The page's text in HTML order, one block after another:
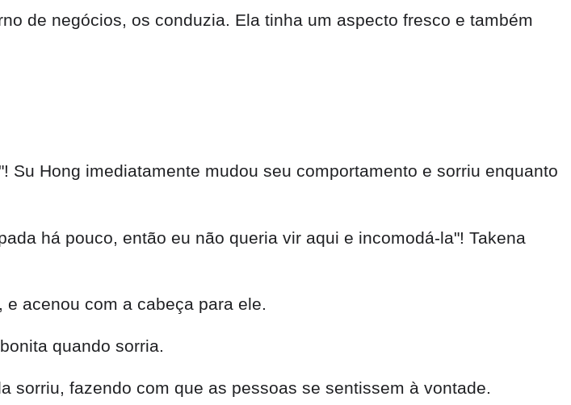
de negócios, os conduzia. Ela tinha um aspecto fresco e também
Hong imediatamente mudou seu comportamento e sorriu enquanto
há pouco, então eu não queria vir aqui e incomodá-la"! Takena
acenou com a cabeça para ele.
quando sorria.
sorriu, fazendo com que as pessoas se sentissem à vontade.